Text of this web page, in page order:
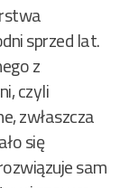
sprzed lat.
z
czyli
zwłaszcza
się
sam